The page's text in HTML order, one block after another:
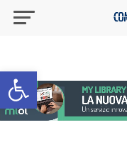
Apri la barra degli strumenti